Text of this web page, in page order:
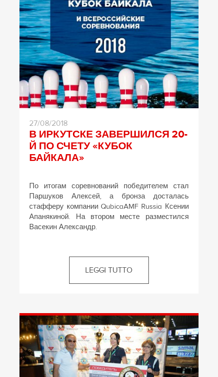
27/08/2018
В ИРКУТСКЕ ЗАВЕРШИЛСЯ 20-
Й ПО СЧЕТУ «КУБОК
БАЙКАЛА»
По итогам соревнований победителем стал
Паршуков Алексей, а бронза досталась
стафферу компании QubicaAMF Russia Ксении
Апанякиной. На втором месте разместился
Васекин Александр.
LEGGI TUTTO